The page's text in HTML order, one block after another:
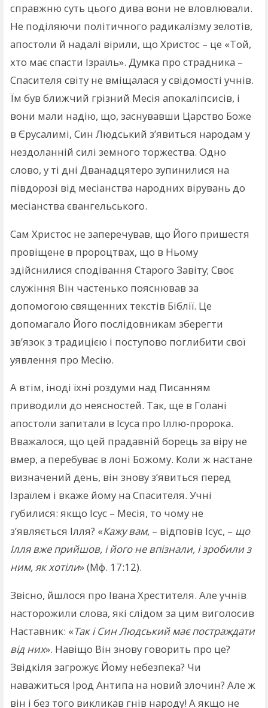
справжню суть цього дива вони не вловлювали.
Не поділяючи політичного радикалізму зелотів,
апостоли й надалі вірили, що Христос – це «Той,
хто має спасти Ізраїль». Думка про страдника –
Спасителя світу не вміщалася у свідомості учнів.
Їм був ближчий грізний Месія апокаліпсисів, і
вони мали надію, що, заснувавши Царство Боже
в Єрусалимі, Син Людський з’явиться народам у
нездоланній силі земного торжества. Одно
слово, у ті дні Дванадцятеро зупинилися на
півдорозі від месіанства народних вірувань до
месіанства євангельського.
Сам Христос не заперечував, що Його пришестя
провіщене в пророцтвах, що в Ньому
здійснилися сподівання Старого Завіту; Своє
служіння Він частенько пояснював за
допомогою священних текстів Біблії. Це
допомагало Його послідовникам зберегти
зв’язок з традицією і поступово поглибити свої
уявлення про Месію.
А втім, іноді їхні роздуми над Писанням
приводили до неясностей. Так, ще в Голані
апостоли запитали в Ісуса про Іллю-пророка.
Вважалося, що цей прадавній борець за віру не
вмер, а перебуває в лоні Божому. Коли ж настане
визначений день, він знову з’явиться перед
Ізраїлем і вкаже йому на Спасителя. Учні
губилися: якщо Ісус – Месія, то чому не
з’являється Ілля? «Кажу вам, – відповів Ісус, – що
Ілля вже прийшов, і його не впізнали, і зробили з
ним, як хотіли» (Мф. 17:12).
Звісно, йшлося про Івана Хрестителя. Але учнів
насторожили слова, які слідом за цим виголосив
Наставник: «Так і Син Людський має постраждати
від них». Навіщо Він знову говорить про це?
Звідкіля загрожує Йому небезпека? Чи
наважиться Ірод Антипа на новий злочин? Але ж
він і без того викликав гнів народу! А якщо не